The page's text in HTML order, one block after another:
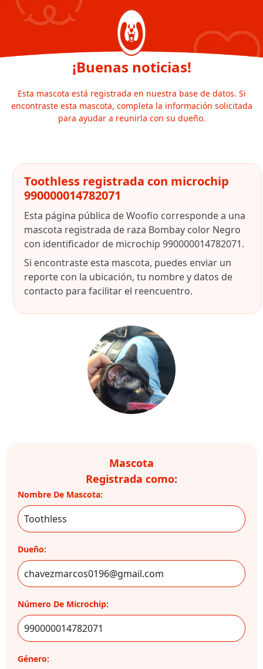
¡Buenas noticias!
Esta mascota está registrada en nuestra base de datos. Si
encontraste esta mascota, completa la información solicitada
para ayudar a reunirla con su dueño.
Toothless registrada con microchip
990000014782071
Esta página pública de Woofio corresponde a una
mascota registrada de raza Bombay color Negro
con identificador de microchip 990000014782071.
Si encontraste esta mascota, puedes enviar un
reporte con la ubicación, tu nombre y datos de
contacto para facilitar el reencuentro.
Mascota
Registrada como:
Nombre De Mascota:
Dueño:
Número De Microchip:
Género: